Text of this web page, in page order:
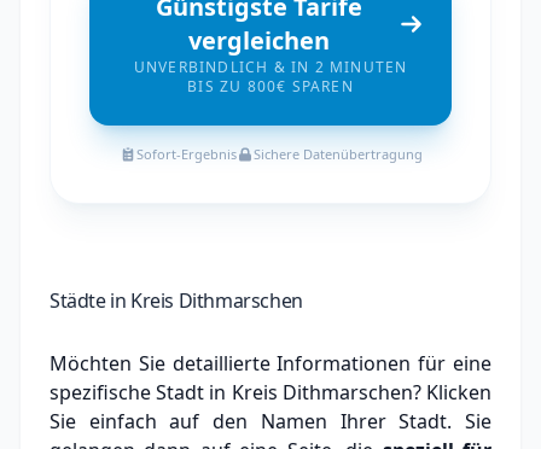
Günstigste Tarife
vergleichen
UNVERBINDLICH & IN 2 MINUTEN
BIS ZU 800€ SPAREN
Sofort-Ergebnis Sichere Datenübertragung
Städte in Kreis Dithmarschen
Möchten Sie detaillierte Informationen für eine
spezifische Stadt in Kreis Dithmarschen? Klicken
Sie einfach auf den Namen Ihrer Stadt. Sie